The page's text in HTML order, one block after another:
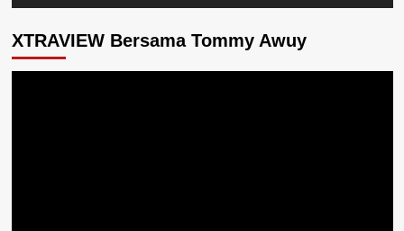
XTRAVIEW Bersama Tommy Awuy